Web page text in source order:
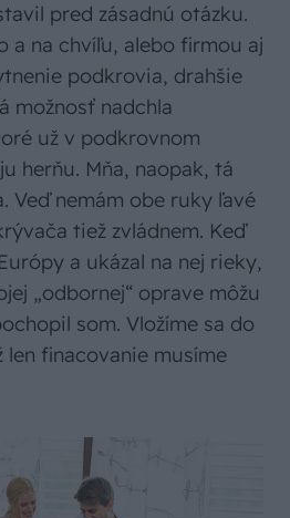
pred zásadnú otázku.
a na chvíľu, alebo firmou aj
podkrovia, drahšie
možnosť nadchla
už v podkrovnom
herňu. Mňa, naopak, tá
Veď nemám obe ruky ľavé
tiež zvládnem. Keď
a ukázal na nej rieky,
„odbornej“ oprave môžu
som. Vložíme sa do
len finacovanie musíme